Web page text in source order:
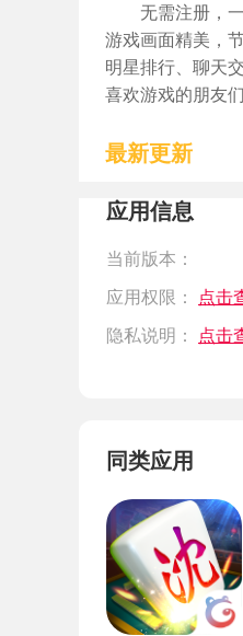
无需注册，
游戏画面精美，
明星排行、聊天
喜欢游戏的朋友
最新更新
应用信息
当前版本：
应用权限： 点击
隐私说明： 点击
同类应用